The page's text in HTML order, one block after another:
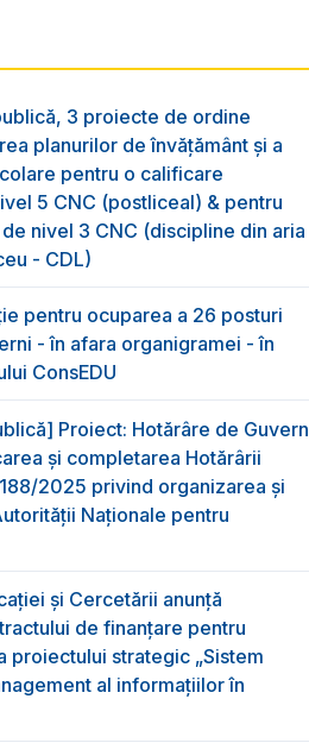
3 proiecte de ordine
planurilor de învățământ și a
pentru o calificare
5 CNC (postliceal) & pentru
nivel 3 CNC (discipline din aria
- CDL)
pentru ocuparea a 26 posturi
- în afara organigramei - în
ConsEDU
Proiect: Hotărâre de Guvern
și completarea Hotărârii
2025 privind organizarea şi
Naţionale pentru
și Cercetării anunță
de finanțare pentru
proiectului strategic „Sistem
al informațiilor în